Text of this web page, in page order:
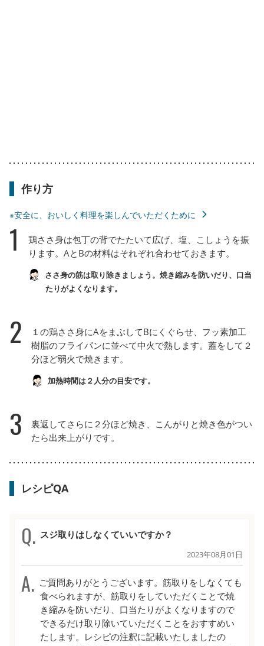
作り方
※安全に、おいしく料理を楽しんでいただくために
1
鶏ささ身は包丁の背でたたいて広げ、塩、こしょうを振
ります。AとBの材料はそれぞれ合わせておきます。
ささ身の筋は取り除きましょう。焼き縮みを防いだり、口当
たりがよくなります。
2
１の鶏ささ身にAをまぶしてBにくぐらせ、フッ素加工
樹脂のフライパンに並べて中火で熱します。蓋をして２
分ほど弱火で焼きます。
加熱時間は２人分の目安です。
3
裏返してさらに２分ほど焼き、こんがりと焼き色がつい
たら出来上がりです。
レシピQA
スジ取りはしなくていいですか？
2023年08月01日
ご質問ありがとうございます。筋取りをしなくても
食べられますが、筋取りをしていただくことで焼
き縮みを防いだり、口当たりがよくなりますので
できるだけ取り除いていただくことをおすすめい
たします。レシピの注釈に記載いたしましたの